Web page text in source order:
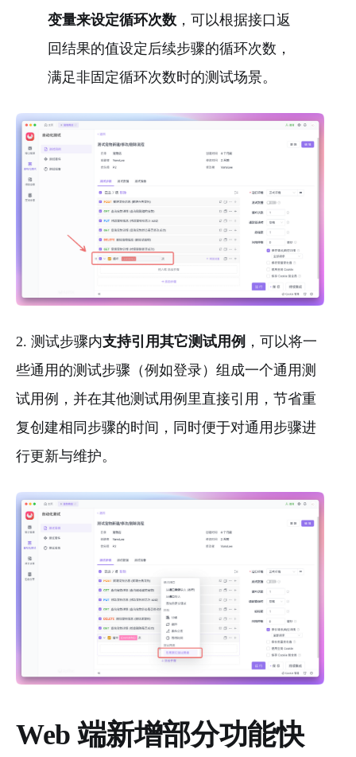
变量来设定循环次数，可以根据接口返
回结果的值设定后续步骤的循环次数，
满足非固定循环次数时的测试场景。
2. 测试步骤内支持引用其它测试用例 ，可以将一
些通用的测试步骤（例如登录）组成一个通用测
试用例，并在其他测试用例里直接引用，节省重
复创建相同步骤的时间，同时便于对通用步骤进
行更新与维护。
Web 端新增部分功能快